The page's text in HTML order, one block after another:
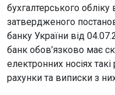
бухгалтерського обліку
затвердженого
банку України від
банк обов’язково має
електронних носіях такі
рахунки та виписки з